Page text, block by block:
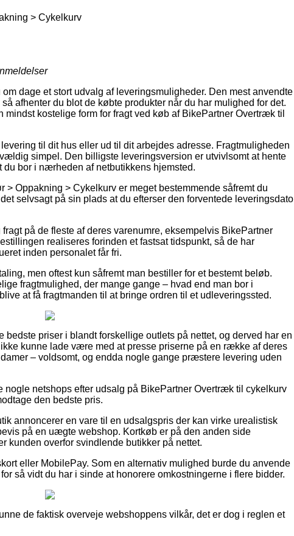
> Cykelkurv
dage et stort udvalg af leveringsmuligheder. Den mest anvendte
afhenter du blot de købte produkter når du har mulighed for det.
kostelige form for fragt ved køb af BikePartner Overtræk til
til dit hus eller ud til dit arbejdes adresse. Fragtmuligheden
simpel. Den billigste leveringsversion er utvivlsomt at hente
du bor i nærheden af netbutikkens hjemsted.
> Oppakning > Cykelkurv er meget bestemmende såfremt du
selvsagt på sin plads at du efterser den forventede leveringsdato
på de fleste af deres varenumre, eksempelvis BikePartner
realiseres forinden et fastsat tidspunkt, så de har
inden personalet får fri.
men oftest kun såfremt man bestiller for et bestemt beløb.
fragtmulighed, der mange gange – hvad end man bor i
at få fragtmanden til at bringe ordren til et udleveringssted.
priser i blandt forskellige outlets på nettet, og derved har en
kunne lade være med at presse priserne på en række af deres
– voldsomt, og endda nogle gange præstere levering uden
nogle netshops efter udsalg på BikePartner Overtræk til cykelkurv
den bedste pris.
annoncerer en vare til en udsalgspris der kan virke urealistisk
på en uægte webshop. Kortkøb er på den anden side
kunden overfor svindlende butikker på nettet.
eller MobilePay. Som en alternativ mulighed burde du anvende
så vidt du har i sinde at honorere omkostningerne i flere bidder.
de faktisk overveje webshoppens vilkår, det er dog i reglen et